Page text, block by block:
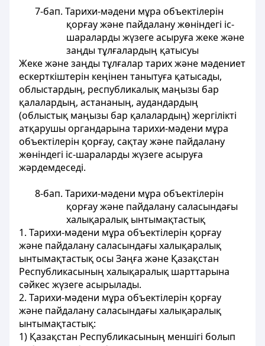
7-бап. Тарихи-мәдени мұра объектілерін
қорғау және пайдалану жөніндегі іс-
шараларды жүзеге асыруға жеке және
заңды тұлғалардың қатысуы
Жеке және заңды тұлғалар тарих және мәдениет
ескерткіштерін кеңінен танытуға қатысады,
облыстардың, республикалық маңызы бар
қалалардың, астананың, аудандардың
(облыстық маңызы бар қалалардың) жергілікті
атқарушы органдарына тарихи-мәдени мұра
объектілерін қорғау, сақтау және пайдалану
жөніндегі іс-шараларды жүзеге асыруға
жәрдемдеседі.
8-бап. Тарихи-мәдени мұра объектілерін
қорғау және пайдалану саласындағы
халықаралық ынтымақтастық
1. Тарихи-мәдени мұра объектілерін қорғау
және пайдалану саласындағы халықаралық
ынтымақтастық осы Заңға және Қазақстан
Республикасының халықаралық шарттарына
сәйкес жүзеге асырылады.
2. Тарихи-мәдени мұра объектілерін қорғау
және пайдалану саласындағы халықаралық
ынтымақтастық:
1) Қазақстан Республикасының меншігі болып